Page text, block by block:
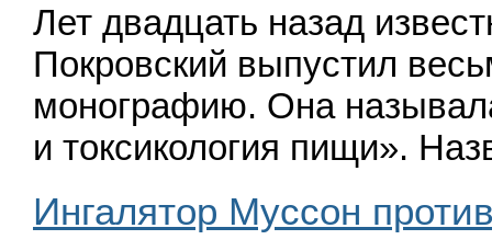
Лет двадцать назад
Покровский выпустил
монографию. Она
и токсикология пищи».
Ингалятор Муссон